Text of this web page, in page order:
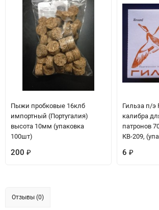
Пыжи пробковые 16клб
импортный (Португалия)
высота 10мм (упаковка
100шт)
200 ₽
Гильза п/э
калибра
патронов
КВ-209,
6 ₽
Отзывы (0)